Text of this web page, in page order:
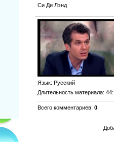
Си Ди Лэнд
Язык: Русский
Длительность материала:
Всего комментариев: 0